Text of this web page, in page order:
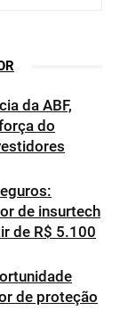
da ABF,
do
de insurtech
de R$ 5.100
de proteção